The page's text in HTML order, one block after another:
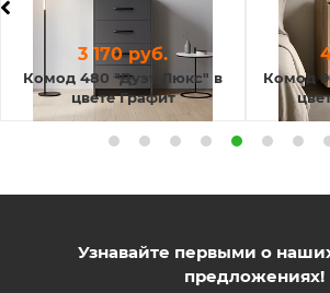
Комод 480 "Дуэт Люкс" в
цвете Графит
3 170 руб.
Комод
Узнавайте первыми о
предложениях!